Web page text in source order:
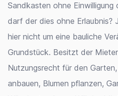
Sandkasten ohne Einwilligung
darf der dies ohne Erlaubnis?
hier nicht um eine bauliche
Grundstück. Besitzt der
Nutzungsrecht für den
anbauen, Blumen pflanzen,